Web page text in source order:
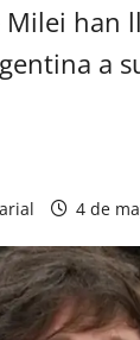
Milei han
a
4 de